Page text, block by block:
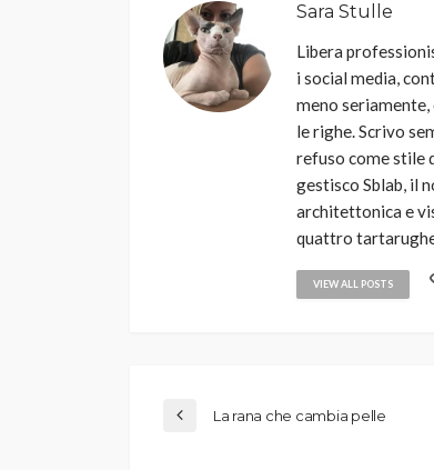
Sara Stulle
Libera
i social media,
meno
le righe. Scrivo
refuso come stile
gestisco Sblab, il
architettonica e
quattro
VIEW ALL POSTS
La rana che cambia pelle